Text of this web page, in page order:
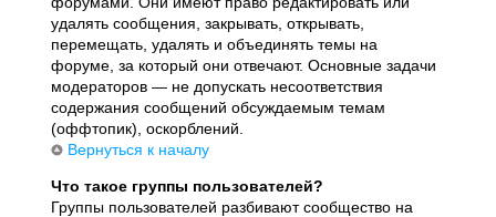
удалять сообщения, закрывать, открывать,
перемещать, удалять и объединять темы на
форуме, за который они отвечают. Основные задачи
модераторов — не допускать несоответствия
содержания сообщений обсуждаемым темам
(оффтопик), оскорблений.
Вернуться к началу
Что такое группы пользователей?
Группы пользователей разбивают сообщество на